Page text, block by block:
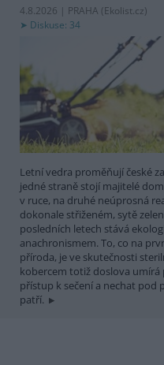
4.8.2026 | PRAHA (Ekolist.cz)
Diskuse: 34
Letní vedra proměňují české
jedné straně stojí majitelé
v ruce, na druhé neúprosná
dokonale střiženém, sytě
posledních letech stává
anachronismem. To, co na
příroda, je ve skutečnosti
kobercem totiž doslova
přístup k sečení a nechat
patří.